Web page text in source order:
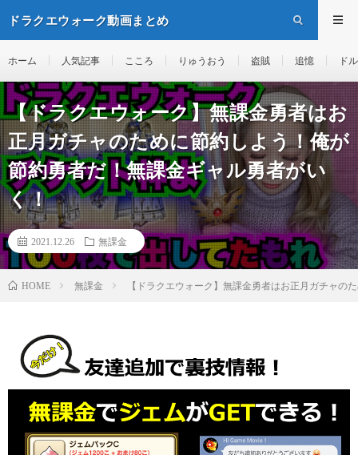
ドラクエウォーク動画まとめ
ホーム 人気記事 こころ りゅうおう 盗賊 追憶 ド
【ドラクエウォーク】無課金勇者はお
正月ガチャのために節約しよう！俺が
節約勇者だ！無課金ギャル勇者がい
く！
2021.12.26 無課金
HOME 無課金 【ドラクエウォーク】無課金勇者はお正月ガチャの